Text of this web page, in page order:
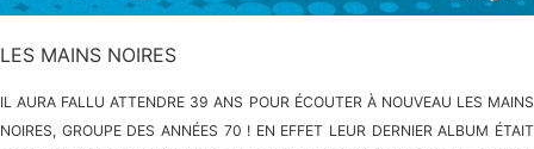
LES MAINS NOIRES
IL AURA FALLU ATTENDRE 39 ANS POUR ÉCOUTER À NOUVEAU LES MAINS
NOIRES, GROUPE DES ANNÉES 70 ! EN EFFET LEUR DERNIER ALBUM ÉTAIT